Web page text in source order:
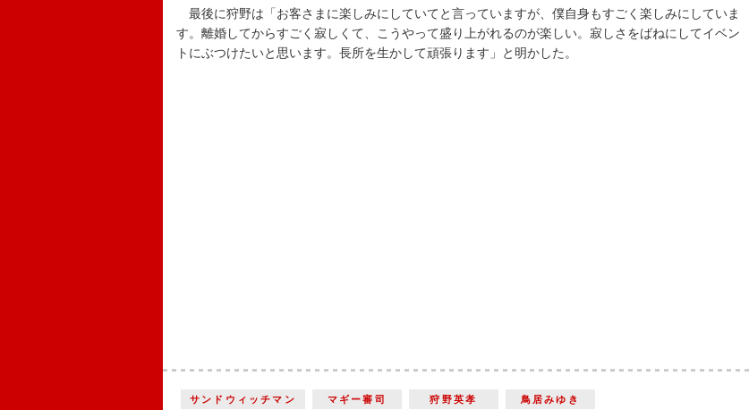
最後に狩野は「お客さまに楽しみにしていてと言っていますが、僕自身もすごく楽しみにしていま
す。離婚してからすごく寂しくて、こうやって盛り上がれるのが楽しい。寂しさをばねにしてイベン
トにぶつけたいと思います。長所を生かして頑張ります」と明かした。
サンドウィッチマン マギー審司 狩野英孝 鳥居みゆき